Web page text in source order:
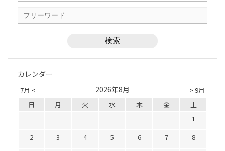
カレンダー
7月 < > 9月
2026年8月
日 月 火 水 木 金
土
1
2
3 4 5 6 7
8